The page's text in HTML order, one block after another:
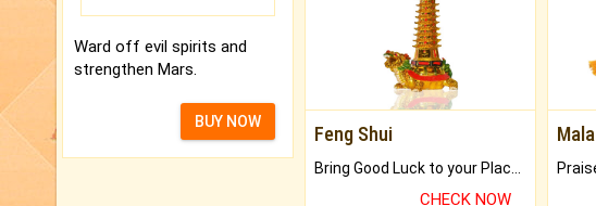
Ward off evil spirits and
strengthen Mars.
BUY NOW
Feng Shui
Bring Good Luck to your Place with Feng Shui.
CHECK NOW
Mala